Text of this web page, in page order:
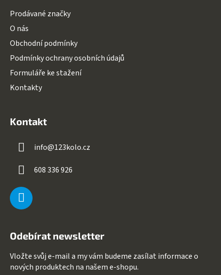
Prodávané značky
O nás
Obchodní podmínky
Podmínky ochrany osobních údajů
Formuláře ke stažení
Kontakty
Kontakt
info@123kolo.cz
608 336 926
Odebírat newsletter
Vložte svůj e-mail a my vám budeme zasílat informace o
nových produktech na našem e-shopu.